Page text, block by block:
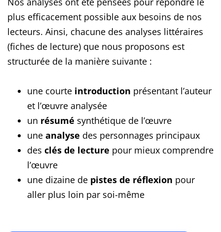
plus efficacement possible aux besoins de nos
lecteurs. Ainsi, chacune des analyses littéraires
(fiches de lecture) que nous proposons est
structurée de la manière suivante :
une courte introduction présentant l’auteur
et l’œuvre analysée
un résumé synthétique de l’œuvre
une analyse des personnages principaux
des clés de lecture pour mieux comprendre
l’œuvre
une dizaine de pistes de réflexion pour
aller plus loin par soi-même